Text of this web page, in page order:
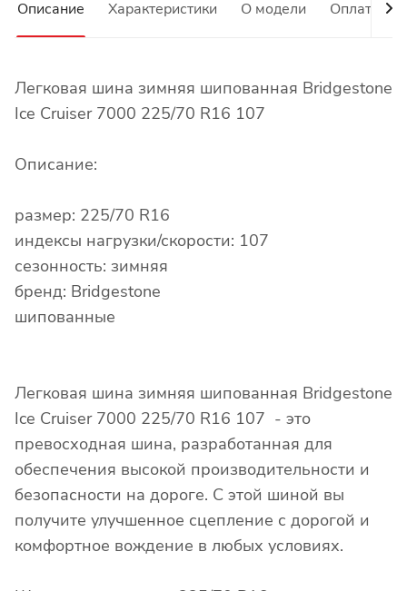
Описание Характеристики О модели Оплата
Легковая шина зимняя шипованная Bridgestone
Ice Cruiser 7000 225/70 R16 107
Описание:
размер: 225/70 R16
индексы нагрузки/скорости: 107
сезонность: зимняя
бренд: Bridgestone
шипованные
Легковая шина зимняя шипованная Bridgestone
Ice Cruiser 7000 225/70 R16 107 - это
превосходная шина, разработанная для
обеспечения высокой производительности и
безопасности на дороге. С этой шиной вы
получите улучшенное сцепление с дорогой и
комфортное вождение в любых условиях.